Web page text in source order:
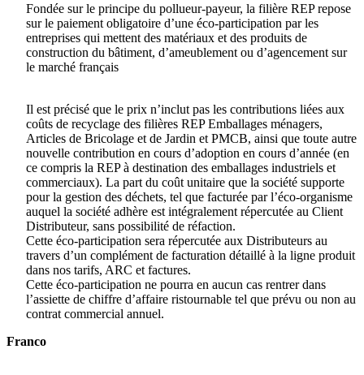
Fondée sur le principe du pollueur-payeur, la filière REP repose
sur le paiement obligatoire d’une éco-participation par les
entreprises qui mettent des matériaux et des produits de
construction du bâtiment, d’ameublement ou d’agencement sur
le marché français
Il est précisé que le prix n’inclut pas les contributions liées aux
coûts de recyclage des filières REP Emballages ménagers,
Articles de Bricolage et de Jardin et PMCB, ainsi que toute autre
nouvelle contribution en cours d’adoption en cours d’année (en
ce compris la REP à destination des emballages industriels et
commerciaux). La part du coût unitaire que la société supporte
pour la gestion des déchets, tel que facturée par l’éco-organisme
auquel la société adhère est intégralement répercutée au Client
Distributeur, sans possibilité de réfaction.
Cette éco-participation sera répercutée aux Distributeurs au
travers d’un complément de facturation détaillé à la ligne produit
dans nos tarifs, ARC et factures.
Cette éco-participation ne pourra en aucun cas rentrer dans
l’assiette de chiffre d’affaire ristournable tel que prévu ou non au
contrat commercial annuel.
Franco